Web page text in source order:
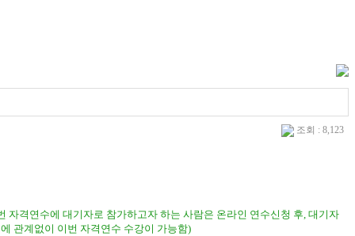
조회 : 8,123
자격연수에 대기자로 참가하고자 하는 사람은 온라인 연수신청 후, 대기자
관계없이 이번 자격연수 수강이 가능함)